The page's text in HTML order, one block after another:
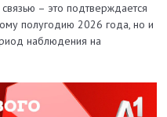
– это подтверждается
полугодию 2026 года, но и
наблюдения на